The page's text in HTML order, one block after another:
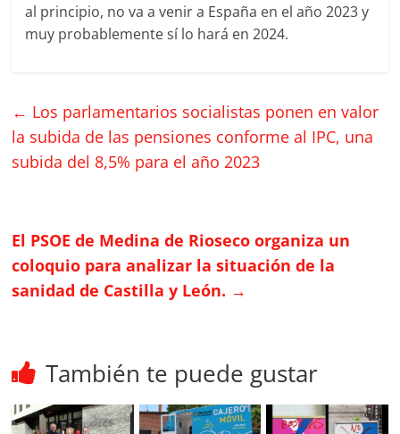
al principio, no va a venir a España en el año 2023 y
muy probablemente sí lo hará en 2024.
← Los parlamentarios socialistas ponen en valor
la subida de las pensiones conforme al IPC, una
subida del 8,5% para el año 2023
El PSOE de Medina de Rioseco organiza un
coloquio para analizar la situación de la
sanidad de Castilla y León. →
También te puede gustar